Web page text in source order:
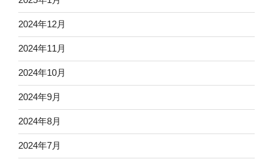
2024年12月
2024年11月
2024年10月
2024年9月
2024年8月
2024年7月